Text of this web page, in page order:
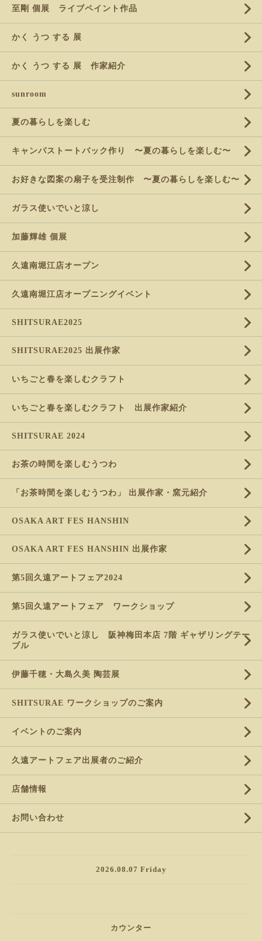
至剛 個展 ライブペイント作品
かく うつ する 展
かく うつ する 展 作家紹介
sunroom
夏の暮らしを楽しむ
キャンパストートバック作り 〜夏の暮らしを楽しむ〜
お好きな図案の扇子を受注制作 〜夏の暮らしを楽しむ〜
ガラス使いでいと涼し
加藤輝雄 個展
久遠南堀江店オープン
久遠南堀江店オープニングイベント
SHITSURAE2025
SHITSURAE2025 出展作家
いちごと春を楽しむクラフト
いちごと春を楽しむクラフト 出展作家紹介
SHITSURAE 2024
お茶の時間を楽しむうつわ
「お茶時間を楽しむうつわ」 出展作家・窯元紹介
OSAKA ART FES HANSHIN
OSAKA ART FES HANSHIN 出展作家
第5回久遠アートフェア2024
第5回久遠アートフェア ワークショップ
ガラス使いでいと涼し 阪神梅田本店 7階 ギャザリングテー
ブル
伊藤千穂・大島久美 陶芸展
SHITSURAE ワークショップのご案内
イベントのご案内
久遠アートフェア出展者のご紹介
店舗情報
お問い合わせ
2026.08.07 Friday
カウンター